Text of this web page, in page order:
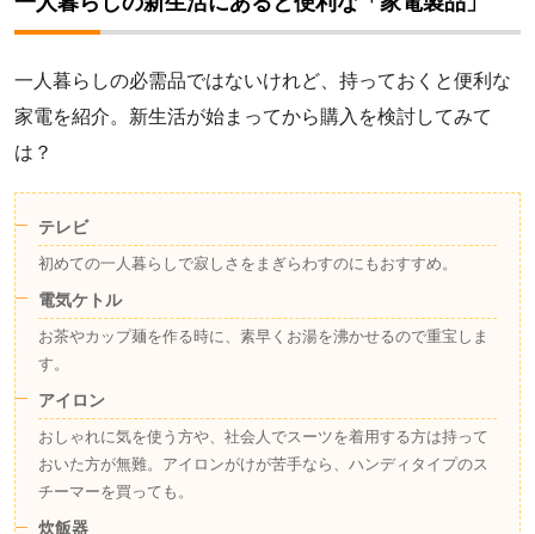
一人暮らしの必需品ではないけれど、持っておくと便利な
家電を紹介。新生活が始まってから購入を検討してみて
は？
テレビ
初めての一人暮らしで寂しさをまぎらわすのにもおすすめ。
電気ケトル
お茶やカップ麺を作る時に、素早くお湯を沸かせるので重宝しま
す。
アイロン
おしゃれに気を使う方や、社会人でスーツを着用する方は持って
おいた方が無難。アイロンがけが苦手なら、ハンディタイプのス
チーマーを買っても。
炊飯器